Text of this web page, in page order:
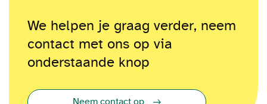
We helpen je graag verder, neem
contact met ons op via
onderstaande knop
Neem contact op